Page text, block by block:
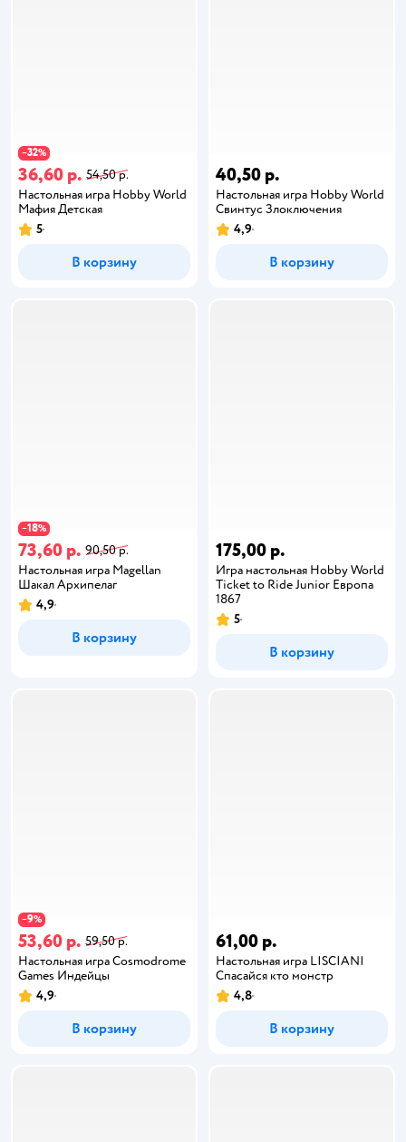
−32%
36,60 р. 54,50 р.
Настольная игра Hobby World
Мафия Детская
5
В корзину
40,50 р.
Настольная игра Hobby World
Свинтус Злоключения
4,9
В корзину
−18%
73,60 р. 90,50 р.
Настольная игра Magellan
Шакал Архипелаг
4,9
В корзину
175,00 р.
Игра настольная Hobby World
Ticket to Ride Junior Европа
1867
5
В корзину
−9%
53,60 р. 59,50 р.
Настольная игра Cosmodrome
Games Индейцы
4,9
В корзину
61,00 р.
Настольная игра LISCIANI
Спасайся кто монстр
4,8
В корзину